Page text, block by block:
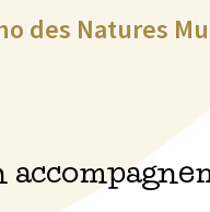
des Natures